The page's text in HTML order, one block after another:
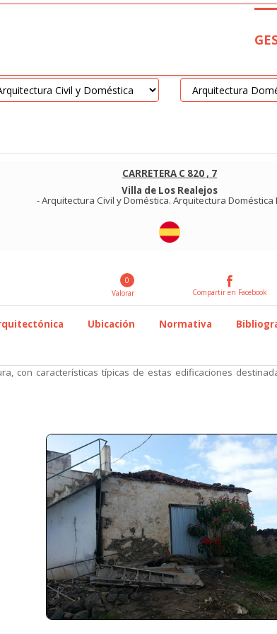
CARRETERA C 820 , 7
Villa de Los Realejos
-Arquitectura Civil y Doméstica. Arquitectura Doméstica
0
Valorar
Compartir en Facebook
Ubicación Normativa
con características típicas de estas edificaciones